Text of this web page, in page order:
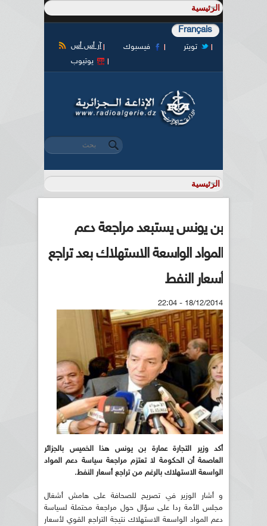
Français
آر أس أس فيسبوك
تويتر
يوتيوب
استمارة البحث
‏بحث ‏
بن يونس يستبعد مراجعة دعم
المواد الواسعة الاستهلاك بعد تراجع
أسعار النفط
18/12/2014 - 22:04
أكد وزير التجارة عمارة بن يونس هذا الخميس بالجزائر
العاصمة أن الحكومة لا تعتزم مراجعة سياسة دعم المواد
الواسعة الاستهلاك بالرغم من تراجع أسعار النفط.
و أشار الوزير في تصريح للصحافة على هامش أشغال
مجلس الأمة ردا على سؤال حول مراجعة محتملة لسياسة
دعم المواد الواسعة الاستهلاك نتيجة التراجع القوي لأسعار